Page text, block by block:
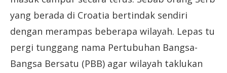
yang berada di Croatia bertindak sendiri
dengan merampas beberapa wilayah. Lepas tu
pergi tunggang nama Pertubuhan Bangsa-
Bangsa Bersatu (PBB) agar wilayah taklukan